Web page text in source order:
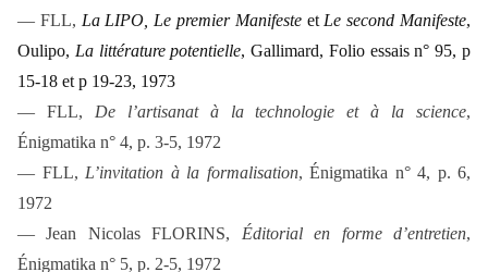
— FLL, La LIPO, Le premier Manifesteet Le second Manifeste,
Oulipo, La littérature potentielle, Gallimard, Folio essais n° 95, p
15-18 et p 19-23, 1973
— FLL, De l’artisanat à la technologie et à la science,
Énigmatika n° 4, p. 3-5, 1972
— FLL, L’invitation à la formalisation, Énigmatika n° 4, p. 6,
1972
— Jean Nicolas FLORINS, Éditorial en forme d’entretien,
Énigmatika n° 5, p. 2-5, 1972